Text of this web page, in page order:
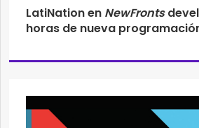
LatiNation en NewFronts
horas de nueva